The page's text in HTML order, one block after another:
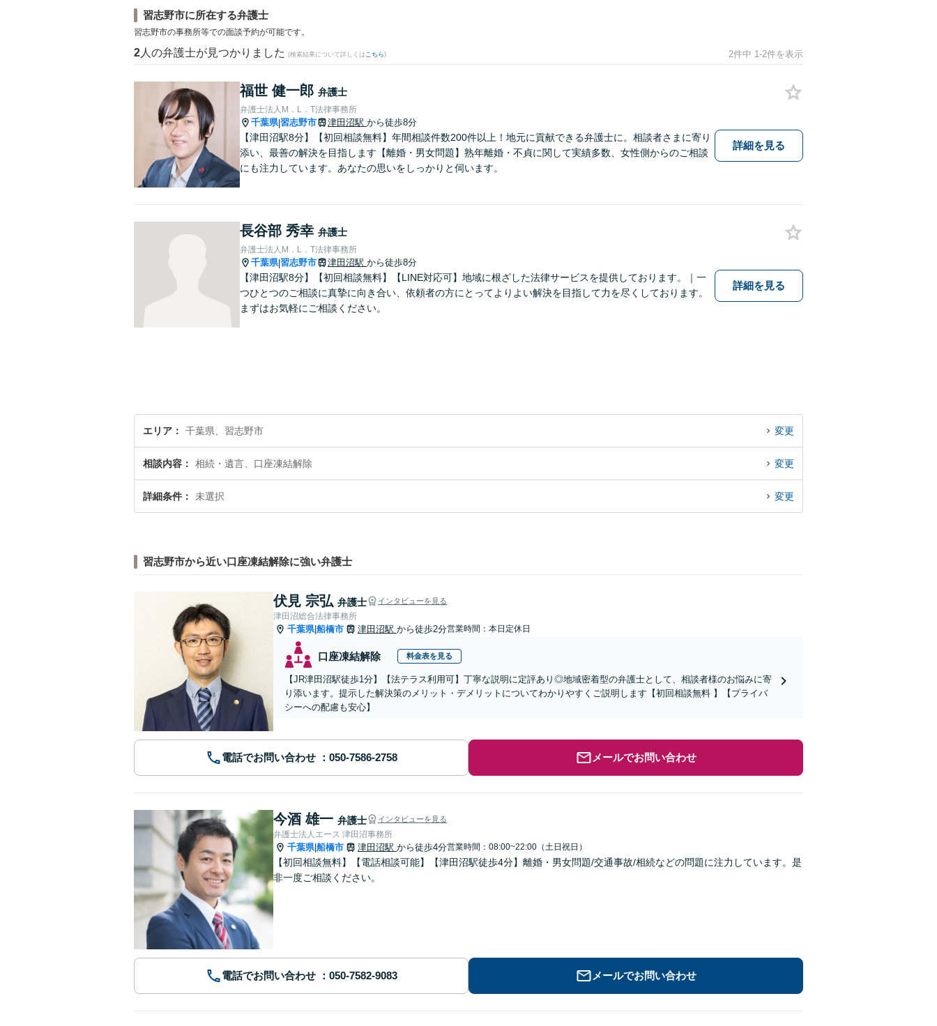
習志野市に所在する弁護士
習志野市の事務所等での面談予約が可能です。
2 人の弁護士が見つかりました (検索結果について詳しくは こちら) 2件中 1-2件を表示
福世 健一郎 弁護士
弁護士法人M．L．T法律事務所
千葉県|習志野市 津田沼駅 から徒歩8分
【津田沼駅8分】【初回相談無料】年間相談件数200件以上！地元に貢献できる弁護士に。相談者さまに寄り
添い、最善の解決を目指します【離婚・男女問題】熟年離婚・不貞に関して実績多数、女性側からのご相談
にも注力しています。あなたの思いをしっかりと伺います。
詳細を見る
長谷部 秀幸 弁護士
弁護士法人M．L．T法律事務所
千葉県|習志野市 津田沼駅 から徒歩8分
【津田沼駅8分】【初回相談無料】【LINE対応可】地域に根ざした法律サービスを提供しております。｜一
つひとつのご相談に真摯に向き合い、依頼者の方にとってよりよい解決を目指して力を尽くしております。
まずはお気軽にご相談ください。
詳細を見る
エリア 千葉県、習志野市 変更
相談内容 相続・遺言、口座凍結解除 変更
詳細条件 未選択 変更
習志野市から近い口座凍結解除に強い弁護士
伏見 宗弘 弁護士 インタビューを見る
津田沼総合法律事務所
千葉県|船橋市 津田沼駅 から徒歩2分営業時間：本日定休日
口座凍結解除 料金表を見る
【JR津田沼駅徒歩1分】【法テラス利用可】丁寧な説明に定評あり◎地域密着型の弁護士として、相談者様のお悩みに寄
り添います。提示した解決策のメリット・デメリットについてわかりやすくご説明します【初回相談無料 】【プライバ
シーへの配慮も安心】
電話でお問い合わせ メールでお問い合わせ
今酒 雄一 弁護士 インタビューを見る
弁護士法人エース 津田沼事務所
千葉県|船橋市 津田沼駅 から徒歩4分営業時間：08:00~22:00（土日祝日）
【初回相談無料】【電話相談可能】【津田沼駅徒歩4分】離婚・男女問題/交通事故/相続などの問題に注力しています。是
非一度ご相談ください。
電話でお問い合わせ メールでお問い合わせ